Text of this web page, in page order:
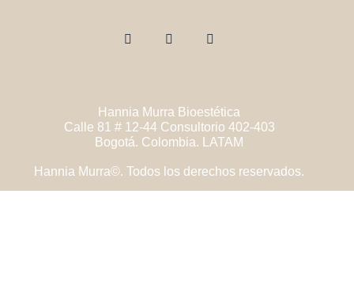
Hannia Murra Bioestética
Calle 81 # 12-44 Consultorio 402-403
Bogotá. Colombia. LATAM
Hannia Murra©. Todos los derechos reservados.